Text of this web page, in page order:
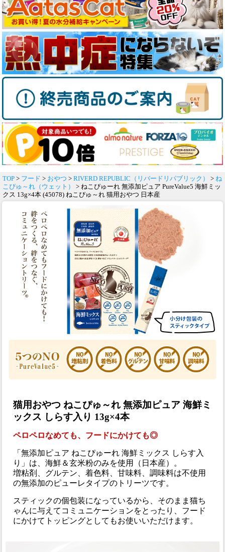
TOP > フード > おやつ > RIVERD REPUBLIC（リバードリパブリック） > ね
こぴゅ～れ（ウェット）
> ねこぴゅーれ 無添加ピュア PureValue5 海鮮ミッ
クス 13g×4本 (45078) ねこぴゅ～れ 猫用おやつ 日本産
猫用おやつ ねこぴゅ～れ 無添加ピュア 海鮮ミ
ックス しらす入り 13g×4本
ペロペロなめても、フードにかけても◎
「無添加ピュア ねこぴゅーれ 海鮮ミックス しらす入
り」は、海鮮＆玄米粉のみを使用（日本産）。
増粘剤、グルテン、着色料、甘味料、調味料は不使用
の無添加のピューレタイプのトリーツです。
スティックの個包装になっているから、そのまま猫ち
ゃんに与えてコミュニケーションをとったり、フード
にかけてトッピングとしてもお使いいただけます。